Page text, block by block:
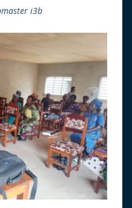
i3b